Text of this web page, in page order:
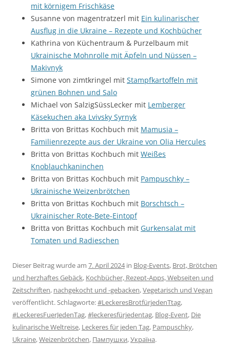
mit körnigem Frischkäse
Susanne von magentratzerl mit Ein kulinarischer
Ausflug in die Ukraine – Rezepte und Kochbücher
Kathrina von Küchentraum & Purzelbaum mit
Ukrainische Mohnrolle mit Äpfeln und Nüssen –
Makivnyk
Simone von zimtkringel mit Stampfkartoffeln mit
grünen Bohnen und Salo
Michael von SalzigSüssLecker mit Lemberger
Käsekuchen aka Lvivsky Syrnyk
Britta von Brittas Kochbuch mit Mamusia –
Familienrezepte aus der Ukraine von Olia Hercules
Britta von Brittas Kochbuch mit Weißes
Knoblauchkaninchen
Britta von Brittas Kochbuch mit Pampuschky –
Ukrainische Weizenbrötchen
Britta von Brittas Kochbuch mit Borschtsch –
Ukrainischer Rote-Bete-Eintopf
Britta von Brittas Kochbuch mit Gurkensalat mit
Tomaten und Radieschen
Dieser Beitrag wurde am 7. April 2024in Blog-Events, Brot, Brötchen
und herzhaftes Gebäck, Kochbücher, Rezept-Apps, Webseiten und
Zeitschriften, nachgekocht und -gebacken,Vegetarisch und Vegan
veröffentlicht. Schlagworte:#LeckeresBrotfürjedenTtag,
#LeckeresFuerJedenTag,#leckeresfürjedentag, Blog-Event, Die
kulinarische Weltreise, Leckeres für jeden Tag, Pampuschky,
Ukraine,Weizenbrötchen, Пампушки,Україна.